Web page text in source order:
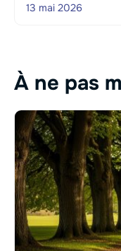
13 mai 2026
À ne pas